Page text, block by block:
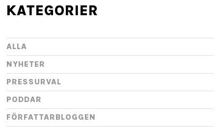
KATEGORIER
ALLA
NYHETER
PRESSURVAL
PODDAR
FÖRFATTARBLOGGEN